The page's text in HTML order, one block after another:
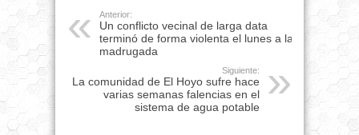
Anterior:
Un conflicto vecinal de larga data
terminó de forma violenta el lunes a la
madrugada
Siguiente:
La comunidad de El Hoyo sufre hace
varias semanas falencias en el
sistema de agua potable